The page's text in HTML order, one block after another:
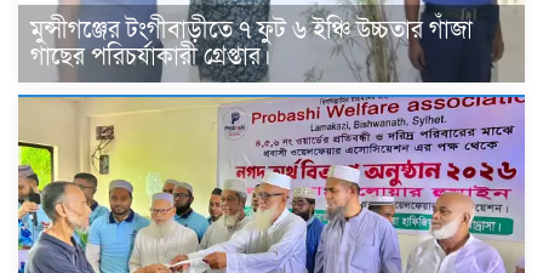
মুন্সীগঞ্জের টংগীবাড়ীতে ৭ ফুট ৬ ইঞ্চি উচ্চতার গাঁজা
গাছের পরিচর্যাকারী গ্রেপ্তার।